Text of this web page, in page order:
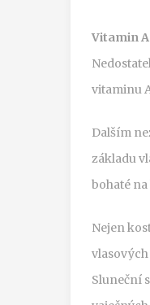
Vitamin A
vitaminu
Dalším
základu
bohaté
Nejen
Sluneční